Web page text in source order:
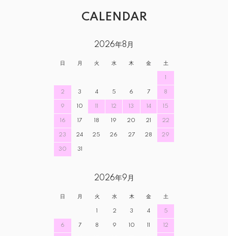
CALENDAR
2026年8月
日 月 火 水 木 金 土
1
2 3 4 5 6 7 8
9 10 11 12 13 14 15
16 17 18 19 20 21 22
23 24 25 26 27 28 29
30 31
2026年9月
日 月 火 水 木 金 土
1 2 3 4 5
6 7 8 9 10 11 12